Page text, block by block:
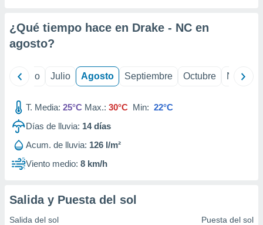
e
mediante
publicidad
publicidad
de
1199
¿Qué tiempo hace en Drake - NC en
agosto?
Junio Julio Agosto Septiembre Octubre
T. Media: 25°C Max.: 30°C Min: 22°C
Días de lluvia: 14días
Acum. de lluvia: 126 l/m²
Viento medio: 8 km/h
Salida y Puesta del sol
Salida del sol Puesta del sol